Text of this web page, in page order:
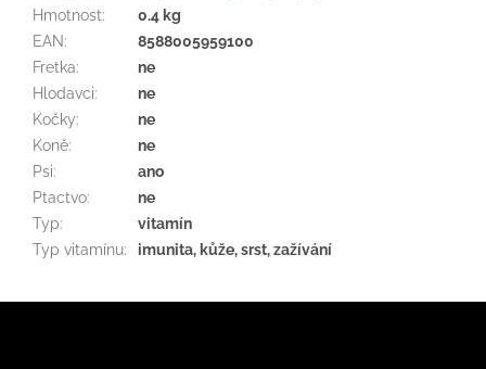
Hmotnost:
0.4 kg
EAN:
8588005959100
Fretka:
ne
Hlodavci:
ne
Kočky:
ne
Koně:
ne
Psi:
ano
Ptactvo:
ne
Typ:
vitamín
Typ vitamínu: imunita, kůže, srst, zažívání